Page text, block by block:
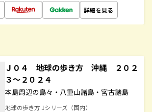
詳細を見る
Ｊ０４ 地球の歩き方 沖縄 ２０２
３～２０２４
本島周辺の島々・八重山諸島・宮古諸島
地球の歩き方 Jシリーズ（国内）